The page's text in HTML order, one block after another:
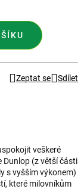
Zeptat se Sdílet
veškeré
Dunlop (z větší části
s vyšším výkonem)
které milovníkům